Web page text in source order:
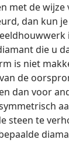
met de wijze
dan kun
die u
is niet
de
dan voor
steen te